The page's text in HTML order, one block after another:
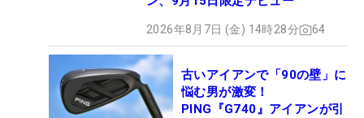
2026年8月7日 (金) 14時28分 64
古いアイアンで「90の壁」に
悩む男が激変！
PING『G740』アイアンが引